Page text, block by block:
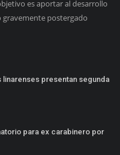
es aportar al desarrollo
gravemente postergado
linarenses presentan segunda
para ex carabinero por